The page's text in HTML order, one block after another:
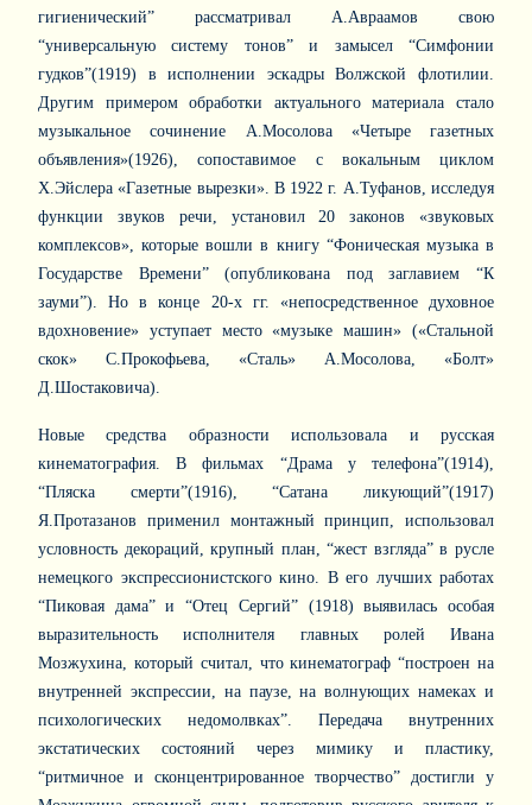
гигиенический” рассматривал А.Авраамов свою
“универсальную систему тонов” и замысел “Симфонии
гудков”(1919) в исполнении эскадры Волжской флотилии.
Другим примером обработки актуального материала стало
музыкальное сочинение А.Мосолова «Четыре газетных
объявления»(1926), сопоставимое с вокальным циклом
Х.Эйслера «Газетные вырезки». В 1922 г. А.Туфанов, исследуя
функции звуков речи, установил 20 законов «звуковых
комплексов», которые вошли в книгу “Фоническая музыка в
Государстве Времени” (опубликована под заглавием “К
зауми”). Но в конце 20-х гг. «непосредственное духовное
вдохновение» уступает место «музыке машин» («Стальной
скок» С.Прокофьева, «Сталь» А.Мосолова, «Болт»
Д.Шостаковича).
Новые средства образности использовала и русская
кинематография. В фильмах “Драма у телефона”(1914),
“Пляска смерти”(1916), “Сатана ликующий”(1917)
Я.Протазанов применил монтажный принцип, использовал
условность декораций, крупный план, “жест взгляда” в русле
немецкого экспрессионистского кино. В его лучших работах
“Пиковая дама” и “Отец Сергий” (1918) выявилась особая
выразительность исполнителя главных ролей Ивана
Мозжухина, который считал, что кинематограф “построен на
внутренней экспрессии, на паузе, на волнующих намеках и
психологических недомолвках”. Передача внутренних
экстатических состояний через мимику и пластику,
“ритмичное и сконцентрированное творчество” достигли у